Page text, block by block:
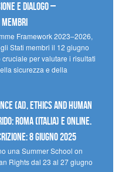
e dialogo –
Framework 2023–2026,
Stati membri il 12 giugno
per valutare i risultati
sicurezza e della
(AI), Ethics and Human
Roma (Italia) e online.
8 giugno 2025
una Summer School on
Rights dal 23 al 27 giugno